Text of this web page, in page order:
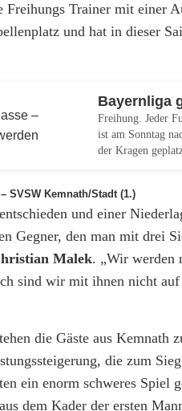
Freihungs Trainer mit einer
und hat in dieser
Bayernliga
Freihung. Jeder
ist am Sonntag
der Kragen
SVSW Kemnath/Stadt (1.)
und einer
Gegner, den man mit drei
Malek. „Wir werden
sind wir mit ihnen nicht
die Gäste aus Kemnath
die zum
ein enorm schweres Spiel
dem Kader der ersten